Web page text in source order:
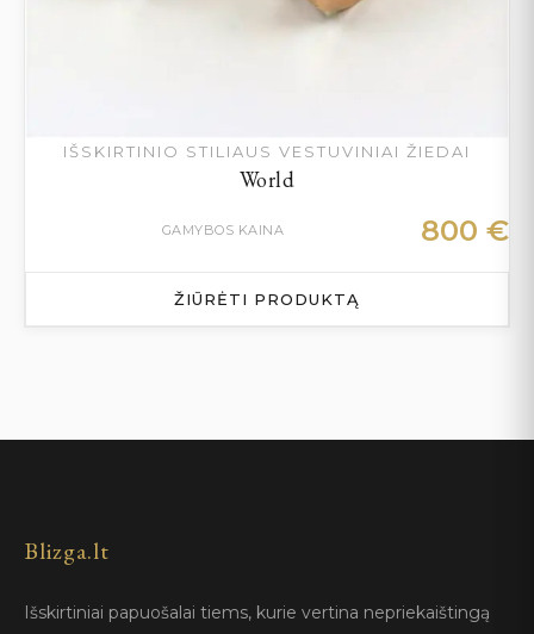
IŠSKIRTINIO STILIAUS VESTUVINIAI ŽIEDAI
World
GAMYBOS KAINA 800 €
ŽIŪRĖTI PRODUKTĄ
Blizga.lt
Išskirtiniai papuošalai tiems, kurie vertina nepriekaištingą